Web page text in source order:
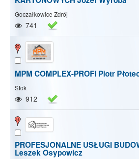
Goczałkowice Zdrój
741
MPM COMPLEX-PROFI Piotr
Stok
912
PROFESJONALNE USŁUGI
Leszek Osypowicz